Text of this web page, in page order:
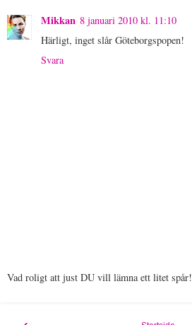
Mikkan 8 januari 2010 kl. 11:10
Härligt, inget slår Göteborgspopen!
Svara
Vad roligt att just DU vill lämna ett litet spår!